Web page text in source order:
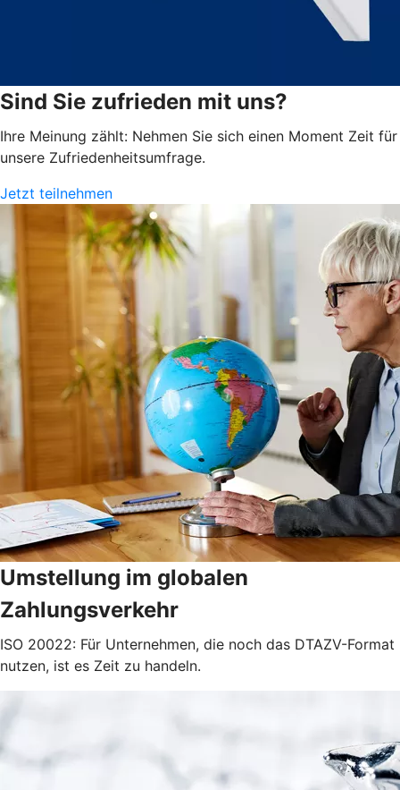
Sind Sie zufrieden mit uns?
Ihre Meinung zählt: Nehmen Sie sich einen Moment Zeit für
unsere Zufriedenheits­umfrage.
Jetzt teilnehmen
Umstellung im globalen
Zahlungsverkehr
ISO 20022: Für Unternehmen, die noch das DTAZV-Format
nutzen, ist es Zeit zu handeln.